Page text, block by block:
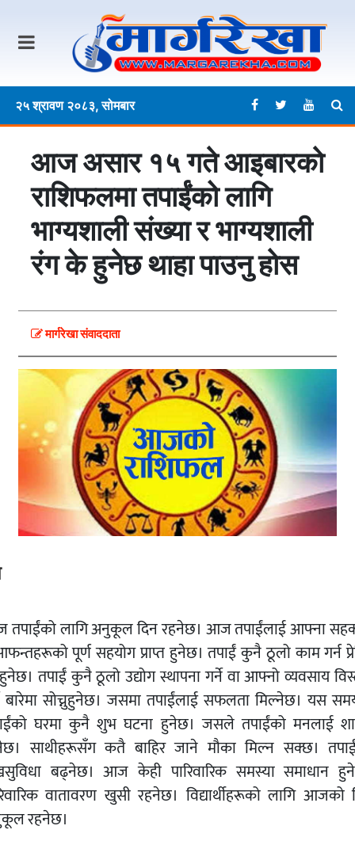
२५ श्रावण २०८३, सोमबार
आज असार १५ गते आइबारकाे
राशिफलमा तपाईंको लागि
भाग्यशाली संख्या र भाग्यशाली
रंग के हुनेछ थाहा पाउनु हाेस
मार्गरेखा संवाददाता
लागि अनुकूल दिन रहनेछ। आज तपाईंलाई आफ्ना
पूर्ण सहयोग प्राप्त हुनेछ। तपाईं कुनै ठूलो काम गर्न
तपाईं कुनै ठूलो उद्योग स्थापना गर्ने वा आफ्नो व्यवसाय
बारेमा सोच्नुहुनेछ। जसमा तपाईंलाई सफलता मिल्नेछ। यस
घरमा कुनै शुभ घटना हुनेछ। जसले तपाईंको मनलाई
साथीहरूसँग कतै बाहिर जाने मौका मिल्न सक्छ।
बढ्नेछ। आज केही पारिवारिक समस्या समाधान
वातावरण खुसी रहनेछ। विद्यार्थीहरूको लागि आजको
रहनेछ।